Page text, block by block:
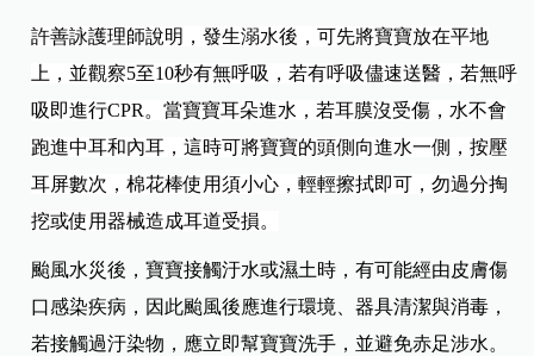
許善詠護理師說明，發生溺水後，可先將寶寶放在平地
上，並觀察5至10秒有無呼吸，若有呼吸儘速送醫，若無呼
吸即進行CPR。當寶寶耳朵進水，若耳膜沒受傷，水不會
跑進中耳和內耳，這時可將寶寶的頭側向進水一側，按壓
耳屏數次，棉花棒使用須小心，輕輕擦拭即可，勿過分掏
挖或使用器械造成耳道受損。
颱風水災後，寶寶接觸汙水或濕土時，有可能經由皮膚傷
口感染疾病，因此颱風後應進行環境、器具清潔與消毒，
若接觸過汙染物，應立即幫寶寶洗手，並避免赤足涉水。